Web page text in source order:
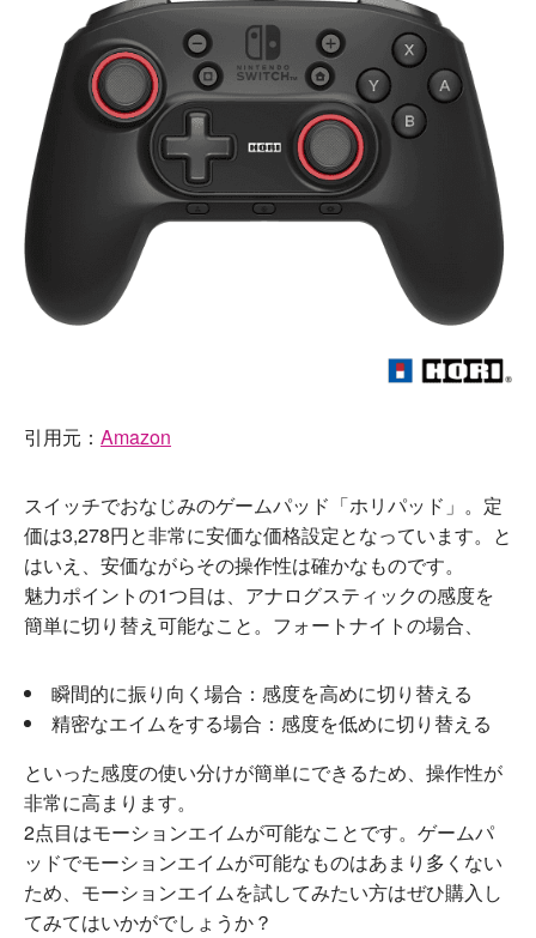
引用元： Amazon
スイッチでおなじみのゲームパッド「ホリパッド」。定
価は3,278円と非常に安価な価格設定となっています。と
はいえ、安価ながらその操作性は確かなものです。
魅力ポイントの1つ目は、アナログスティックの感度を
簡単に切り替え可能なこと。フォートナイトの場合、
瞬間的に振り向く場合：感度を高めに切り替える
精密なエイムをする場合：感度を低めに切り替える
といった感度の使い分けが簡単にできるため、操作性が
非常に高まります。
2点目はモーションエイムが可能なことです。ゲームパ
ッドでモーションエイムが可能なものはあまり多くない
ため、モーションエイムを試してみたい方はぜひ購入し
てみてはいかがでしょうか？